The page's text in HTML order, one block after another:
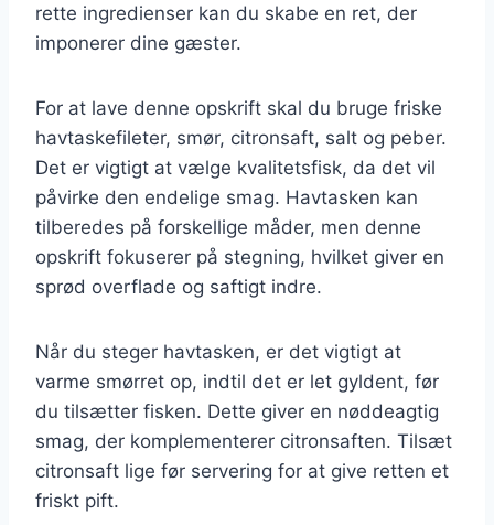
rette ingredienser kan du skabe en ret, der
imponerer dine gæster.
For at lave denne opskrift skal du bruge friske
havtaskefileter, smør, citronsaft, salt og peber.
Det er vigtigt at vælge kvalitetsfisk, da det vil
påvirke den endelige smag. Havtasken kan
tilberedes på forskellige måder, men denne
opskrift fokuserer på stegning, hvilket giver en
sprød overflade og saftigt indre.
Når du steger havtasken, er det vigtigt at
varme smørret op, indtil det er let gyldent, før
du tilsætter fisken. Dette giver en nøddeagtig
smag, der komplementerer citronsaften. Tilsæt
citronsaft lige før servering for at give retten et
friskt pift.